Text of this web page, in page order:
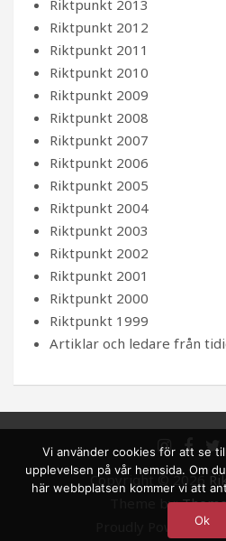
Riktpunkt 2013
Riktpunkt 2012
Riktpunkt 2011
Riktpunkt 2010
Riktpunkt 2009
Riktpunkt 2008
Riktpunkt 2007
Riktpunkt 2006
Riktpunkt 2005
Riktpunkt 2004
Riktpunkt 2003
Riktpunkt 2002
Riktpunkt 2001
Riktpunkt 2000
Riktpunkt 1999
Artiklar och ledare från
Copyright © 2026
Theme by:
Proudly Powered by:
Vi använder cookies för att se
upplevelsen på vår hemsida. Om
här webbplatsen kommer vi att
Ok